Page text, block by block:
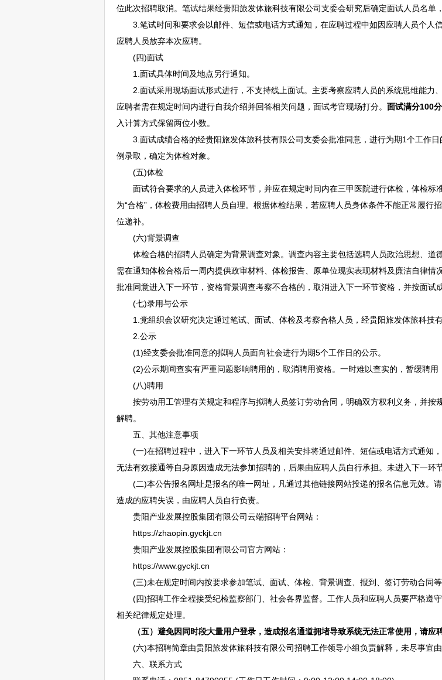
位此次招聘取消。笔试结果经贵阳旅发体旅科技有限公司支委会研究后确定面试人员名单
3.笔试时间和要求会以邮件、短信或电话方式通知，在应聘过程中如因应聘人员个人
应聘人员放弃本次应聘。
(四)面试
1.面试具体时间及地点另行通知。
2.面试采用现场面试形式进行，不支持线上面试。主要考察应聘人员的系统思维能力
应聘者需在规定时间内进行自我介绍并回答相关问题，面试考官现场打分。 面试满分100
入计算方式保留两位小数。
3.面试成绩合格的经贵阳旅发体旅科技有限公司支委会批准同意，进行为期1个工作
例录取，确定为体检对象。
(五)体检
面试符合要求的人员进入体检环节，并应在规定时间内在三甲医院进行体检，体检标
为“合格”，体检费用由招聘人员自理。根据体检结果，若应聘人员身体条件不能正常履行
位递补。
(六)背景调查
体检合格的招聘人员确定为背景调查对象。调查内容主要包括选聘人员政治思想、
需在通知体检合格后一周内提供政审材料、体检报告、原单位现实表现材料及廉洁自律情
批准同意进入下一环节，资格背景调查考察不合格的，取消进入下一环节资格，并按面试
(七)录用与公示
1.党组织会议研究决定通过笔试、面试、体检及考察合格人员，经贵阳旅发体旅科技
2.公示
(1)经支委会批准同意的拟聘人员面向社会进行为期5个工作日的公示。
(2)公示期间查实有严重问题影响聘用的，取消聘用资格。一时难以查实的，暂缓聘用
(八)聘用
按劳动用工管理有关规定和程序与拟聘人员签订劳动合同，明确双方权利义务，并按
解聘。
五、其他注意事项
(一)在招聘过程中，进入下一环节人员及相关安排将通过邮件、短信或电话方式通知
无法有效接通等自身原因造成无法参加招聘的，后果由应聘人员自行承担。未进入下一环
(二)本公告报名网址是报名的唯一网址，凡通过其他链接网站投递的报名信息无效。
造成的应聘失误，由应聘人员自行负责。
贵阳产业发展控股集团有限公司云端招聘平台网站：
https://zhaopin.gyckjt.cn
贵阳产业发展控股集团有限公司官方网站：
https://www.gyckjt.cn
(三)未在规定时间内按要求参加笔试、面试、体检、背景调查、报到、签订劳动合同等
(四)招聘工作全程接受纪检监察部门、社会各界监督。工作人员和应聘人员要严格遵
相关纪律规定处理。
（五）避免因同时段大量用户登录，造成报名通道拥堵导致系统无法正常使用，请
(六)本招聘简章由贵阳旅发体旅科技有限公司招聘工作领导小组负责解释，未尽事宜
六、联系方式